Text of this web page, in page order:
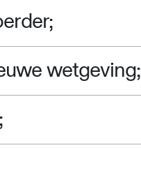
wetgeving;